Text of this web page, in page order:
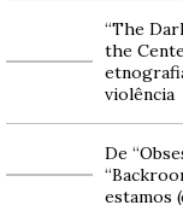
“The
the
violência
De
estamos